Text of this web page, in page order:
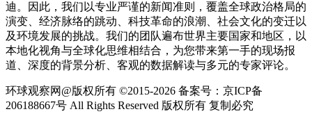
迪。因此，我们以专业严谨的新闻准则，覆盖全球政治格局的
演变、经济脉络的跳动、科技革命的浪潮、社会文化的变迁以
及环境发展的挑战。我们的团队遍布世界主要国家和地区，以
本地化视角与全球化思维相结合，为您带来第一手的现场报
道、深度的背景分析、客观的数据解读与多元的专家评论。
环球观察网@版权所有 ©2015-2026 备案号：京ICP备
206188667号 All Rights Reserved 版权所有 复制必究